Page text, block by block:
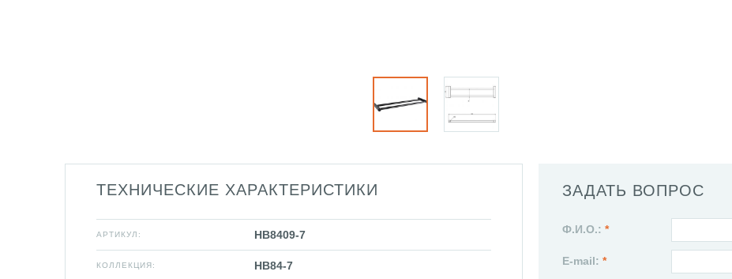
ТЕХНИЧЕСКИЕ ХАРАКТЕРИСТИКИ
АРТИКУЛ: HB8409-7
КОЛЛЕКЦИЯ: HB84-7
ЗАДАТЬ ВОПРОС
Ф.И.О.: *
E-mail: *